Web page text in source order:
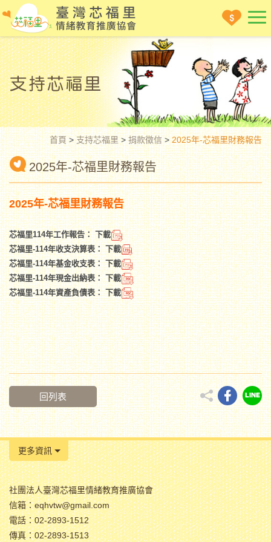
首頁>支持芯福里>捐款徵信>2025年-芯福里財務報告
2025年-芯福里財務報告
2025年-芯福里財務報告
芯福里114年工作報告： 下載
芯福里-114年收支決算表： 下載
芯福里-114年基金收支表： 下載
芯福里-114年現金出納表： 下載
芯福里-114年資產負債表： 下載
回列表
更多資訊
社團法人臺灣芯福里情緒教育推廣協會
信箱：eqhvtw@gmail.com
電話：02-2893-1512
傳真：02-2893-1513